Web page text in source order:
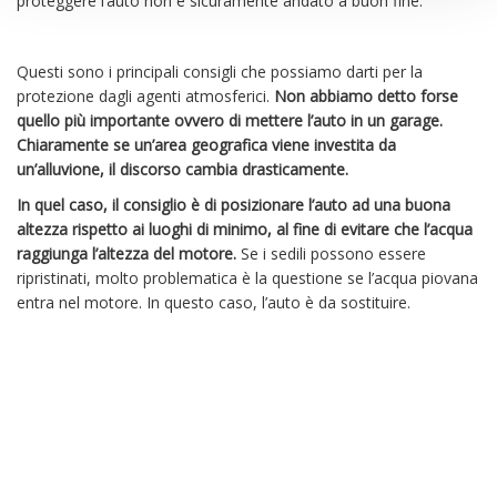
Questi sono i principali consigli che possiamo darti per la
protezione dagli agenti atmosferici. Non abbiamo detto forse
quello più importante ovvero di mettere l’auto in un garage.
Chiaramente se un’area geografica viene investita da
un’alluvione, il discorso cambia drasticamente.
In quel caso, il consiglio è di posizionare l’auto ad una buona
altezza rispetto ai luoghi di minimo, al fine di evitare che l’acqua
raggiunga l’altezza del motore. Se i sedili possono essere
ripristinati, molto problematica è la questione se l’acqua piovana
entra nel motore. In questo caso, l’auto è da sostituire.